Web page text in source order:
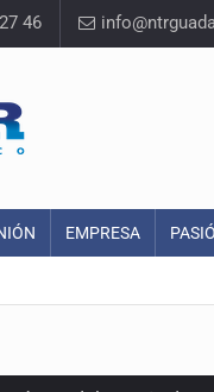
46
EMPRESA